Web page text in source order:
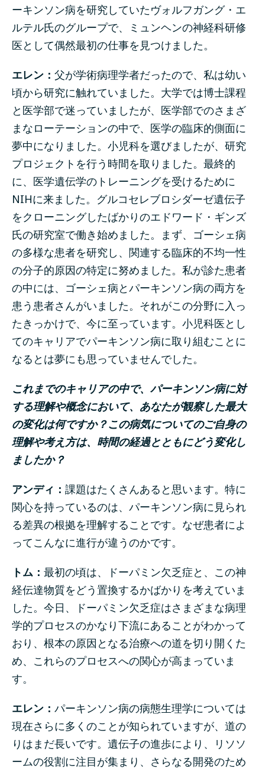
ーキンソン病を研究していたヴォルフガング・エ
ルテル氏のグループで、ミュンヘンの神経科研修
医として偶然最初の仕事を見つけました。
エレン： 父が学術病理学者だったので、私は幼い
頃から研究に触れていました。大学では博士課程
と医学部で迷っていましたが、医学部でのさまざ
まなローテーションの中で、医学の臨床的側面に
夢中になりました。小児科を選びましたが、研究
プロジェクトを行う時間を取りました。最終的
に、医学遺伝学のトレーニングを受けるために
NIHに来ました。グルコセレブロシダーゼ遺伝子
をクローニングしたばかりのエドワード・ギンズ
氏の研究室で働き始めました。まず、ゴーシェ病
の多様な患者を研究し、関連する臨床的不均一性
の分子的原因の特定に努めました。私が診た患者
の中には、ゴーシェ病とパーキンソン病の両方を
患う患者さんがいました。それがこの分野に入っ
たきっかけで、今に至っています。小児科医とし
てのキャリアでパーキンソン病に取り組むことに
なるとは夢にも思っていませんでした。
これまでのキャリアの中で、パーキンソン病に対
する理解や概念において、あなたが観察した最大
の変化は何ですか？この病気についてのご自身の
理解や考え方は、時間の経過とともにどう変化し
ましたか？
アンディ： 課題はたくさんあると思います。特に
関心を持っているのは、パーキンソン病に見られ
る差異の根拠を理解することです。なぜ患者によ
ってこんなに進行が違うのかです。
トム： 最初の頃は、ドーパミン欠乏症と、この神
経伝達物質をどう置換するかばかりを考えていま
した。今日、ドーパミン欠乏症はさまざまな病理
学的プロセスのかなり下流にあることがわかって
おり、根本の原因となる治療への道を切り開くた
め、これらのプロセスへの関心が高まっていま
す。
エレン： パーキンソン病の病態生理学については
現在さらに多くのことが知られていますが、道の
りはまだ長いです。遺伝子の進歩により、リソソ
ームの役割に注目が集まり、さらなる開発のため